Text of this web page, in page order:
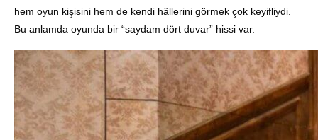
hem oyun kişisini hem de kendi hâllerini görmek çok keyifliydi.
Bu anlamda oyunda bir “saydam dört duvar” hissi var.